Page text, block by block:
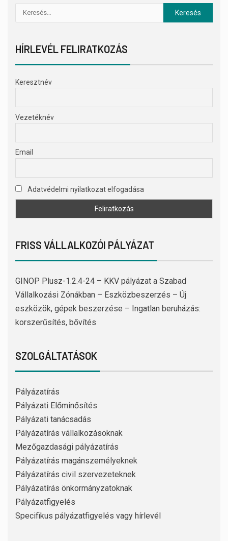
HÍRLEVÉL FELIRATKOZÁS
Keresztnév
Vezetéknév
Email
Adatvédelmi nyilatkozat elfogadása
FRISS VÁLLALKOZÓI PÁLYÁZAT
GINOP Plusz-1.2.4-24 – KKV pályázat a Szabad
Vállalkozási Zónákban – Eszközbeszerzés – Új
eszközök, gépek beszerzése – Ingatlan beruházás:
korszerűsítés, bővítés
SZOLGÁLTATÁSOK
Pályázatírás
Pályázati Előminősítés
Pályázati tanácsadás
Pályázatírás vállalkozásoknak
Mezőgazdasági pályázatírás
Pályázatírás magánszemélyeknek
Pályázatírás civil szervezeteknek
Pályázatírás önkormányzatoknak
Pályázatfigyelés
Specifikus pályázatfigyelés vagy hírlevél